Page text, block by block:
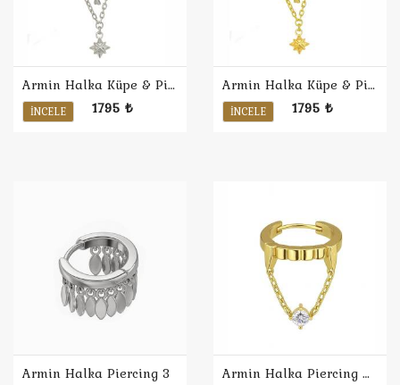
Armin Halka Küpe & Piercing 4
İNCELE 1795 ₺
Armin Halka Küpe & Piercing 4 / Sarı
İNCELE 1795 ₺
Armin Halka Piercing 3 Armin Halka Piercing 2 / Sarı